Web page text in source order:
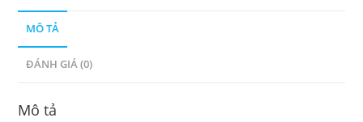
lượng
MÔ TẢ
ĐÁNH GIÁ (0)
Mô tả